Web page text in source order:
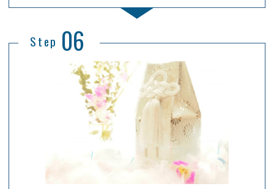
Step 06